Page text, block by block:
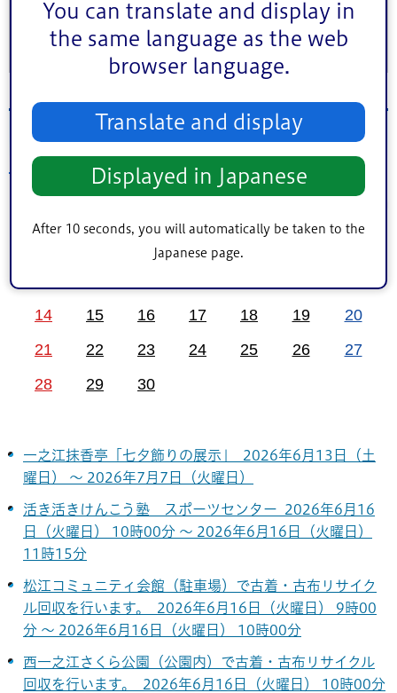
You can translate and display in
the same language as the web
browser language.
Translate and display
Displayed in Japanese
After 10 seconds, you will automatically be taken to the
Japanese page.
条件をクリア
2026年6月16日（火）のイベント
前月
14
15 16 17 18 19
20
21
22 23 24 25 26
27
28
29 30
一之江抹香亭「七夕飾りの展示」 2026年6月13日（土
曜日） ～ 2026年7月7日（火曜日）
活き活きけんこう塾 スポーツセンター 2026年6月16
日（火曜日） 10時00分 ～ 2026年6月16日（火曜日）
11時15分
松江コミュニティ会館（駐車場）で古着・古布リサイク
ル回収を行います。 2026年6月16日（火曜日） 9時00
分 ～ 2026年6月16日（火曜日） 10時00分
西一之江さくら公園（公園内）で古着・古布リサイクル
回収を行います。 2026年6月16日（火曜日） 10時00分